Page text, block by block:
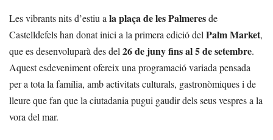
Les vibrants nits d’estiu a la plaça de les Palmeresde
Castelldefels han donat inici a la primera edició del Palm Market,
que es desenvoluparà des del 26 de juny fins al 5 de setembre.
Aquest esdeveniment ofereix una programació variada pensada
per a tota la família, amb activitats culturals, gastronòmiques i de
lleure que fan que la ciutadania pugui gaudir dels seus vespres a la
vora del mar.